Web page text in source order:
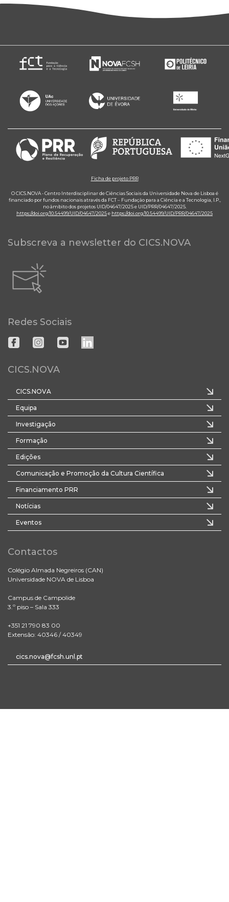
Ficha de projeto PRR
O CICS.NOVA - Centro Interdisciplinar de Ciências Sociais da Universidade Nova de Lisboa é
financiado por fundos nacionais através da FCT – Fundação para a Ciência e a Tecnologia, I.P.,
no âmbito dos projetos UID/04647/2025 e UID/PRR/04647/2025.
https://doi.org/10.54499/UID/04647/2025e https://doi.org/10.54499/UID/PRR/04647/2025
Subscreva a newsletter do CICS.NOVA
Redes Sociais
CICS.NOVA
CICS.NOVA
Equipa
Investigação
Formação
Edições
Comunicação e Promoção da Cultura Científica
Financiamento PRR
Notícias
Eventos
Contactos
Colégio Almada Negreiros (CAN)
Universidade NOVA de Lisboa
Campus de Campolide
3.º piso – Sala 333
+351 21 790 83 00
Extensão: 40346 / 40349
cics.nova@fcsh.unl.pt